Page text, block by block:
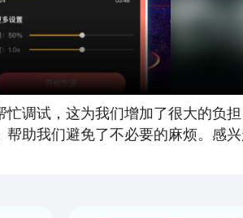
调试，这为我们增加了很大的负
助我们避免了不必要的麻烦。感